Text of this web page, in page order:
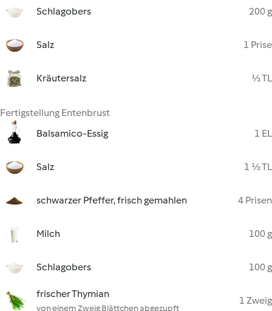
Schlagobers 200 g
Salz 1 Prise
Kräutersalz ½ TL
Fertigstellung Entenbrust
Balsamico-Essig
1 EL
Salz 1 ½ TL
schwarzer Pfeffer, frisch gemahlen 4 Prisen
Milch 100 g
Schlagobers 100 g
frischer Thymian
von einem Zweig Blättchen abgezupft
1 Zweig